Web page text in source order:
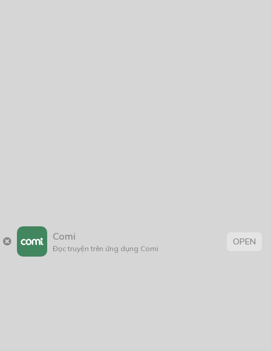
Comi
Đọc truyện trên ứng dụng Comi
OPEN